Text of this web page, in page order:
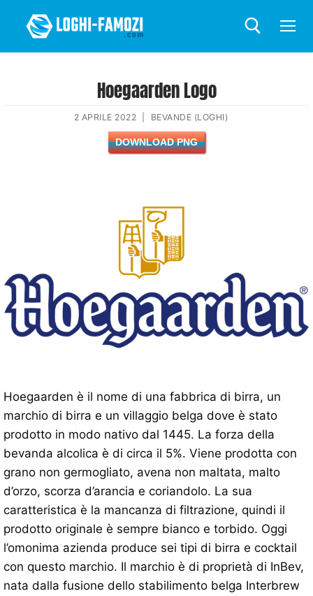
Hoegaarden Logo
2 APRILE 2022 BEVANDE (LOGHI)
DOWNLOAD PNG
Hoegaarden è il nome di una fabbrica di birra, un
marchio di birra e un villaggio belga dove è stato
prodotto in modo nativo dal 1445. La forza della
bevanda alcolica è di circa il 5%. Viene prodotta con
grano non germogliato, avena non maltata, malto
d’orzo, scorza d’arancia e coriandolo. La sua
caratteristica è la mancanza di filtrazione, quindi il
prodotto originale è sempre bianco e torbido. Oggi
l’omonima azienda produce sei tipi di birra e cocktail
con questo marchio. Il marchio è di proprietà di InBev,
nata dalla fusione dello stabilimento belga Interbrew